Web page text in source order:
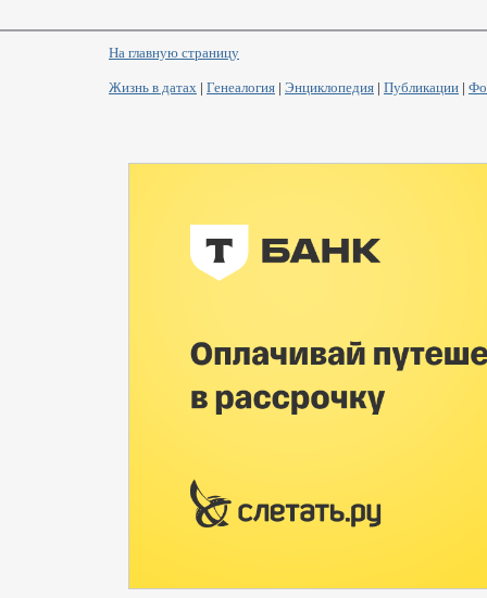
На главную страницу
Жизнь в датах | Генеалогия | Энциклопедия | Публикации |